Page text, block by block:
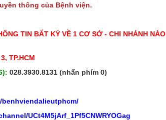
thông của Bệnh viện.
TIN BẤT KỲ VỀ 1 CƠ SỞ - CHI NHÁNH NÀO
TP.HCM
028.3930.8131 (nhấn phím 0)
UCt4M5jArf_1Pf5CNWRYOGag